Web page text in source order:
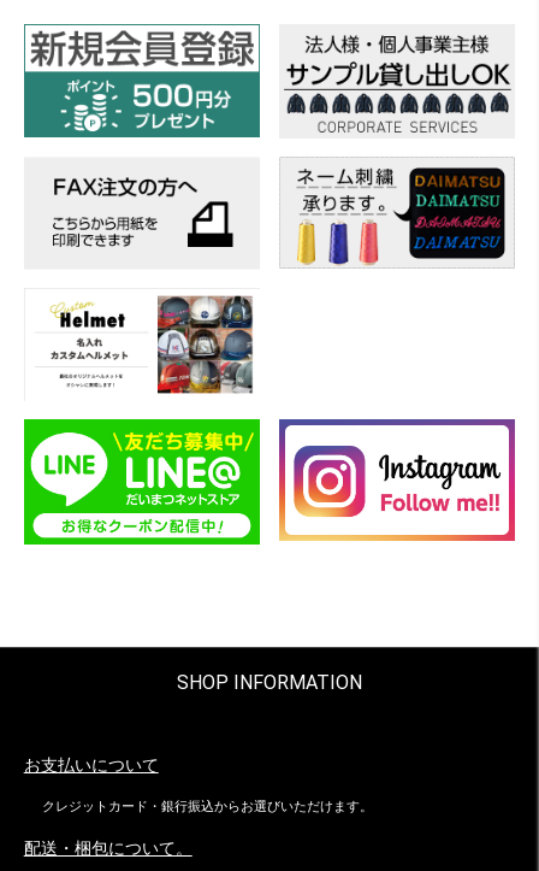
イ
ブ
SHOP INFORMATION
お支払いについて
クレジットカード・銀行振込からお選びいただけます。
配送・梱包について。